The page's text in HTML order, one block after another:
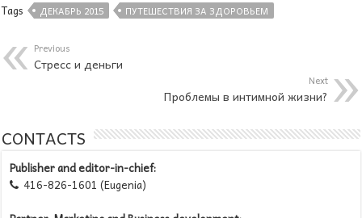
Tags ДЕКАБРЬ 2015 ПУТЕШЕСТВИЯ ЗА ЗДОРОВЬЕМ
Previous
Стресс и деньги
Next
Проблемы в интимной жизни?
CONTACTS
Publisher and editor-in-chief:
 416-826-1601 (Eugenia)